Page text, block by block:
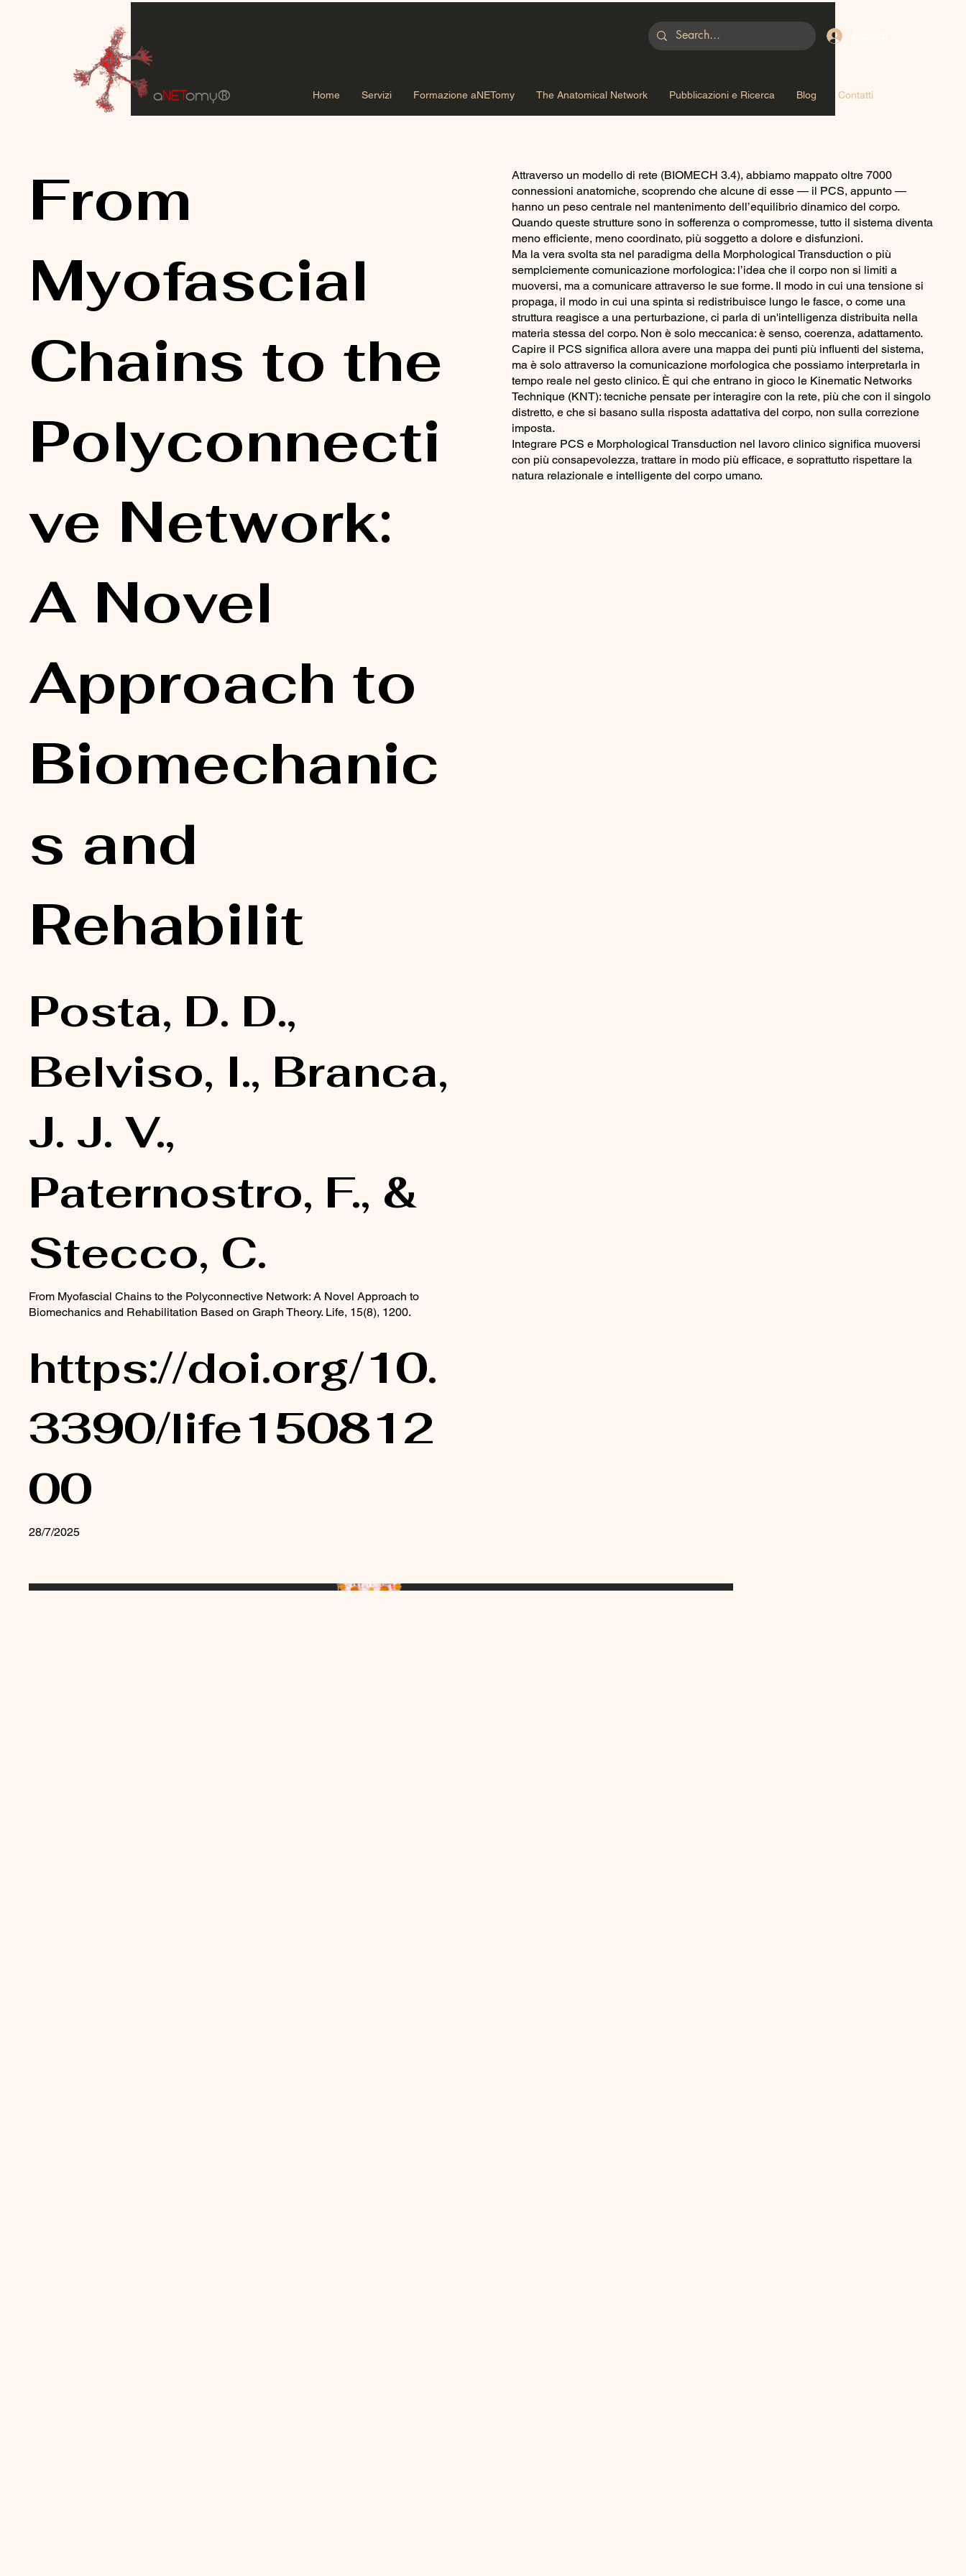
aNETomy® Home Servizi Formazione aNETomy The Anatomical Network Pubblicazioni e Ricerca Blog Contatti
From
Myofascial
Chains to the
Polyconnecti
ve Network:
A Novel
Approach to
Biomechanic
s and
Rehabilit
Posta, D. D.,
Belviso, I., Branca,
J. J. V.,
Paternostro, F., &
Stecco, C.
From Myofascial Chains to the Polyconnective Network: A Novel Approach to
Biomechanics and Rehabilitation Based on Graph Theory. Life, 15(8), 1200.
https://doi.org/10.
3390/life150812
00
28/7/2025
Attraverso un modello di rete (BIOMECH 3.4), abbiamo mappato oltre 7000
connessioni anatomiche, scoprendo che alcune di esse — il PCS, appunto —
hanno un peso centrale nel mantenimento dell’equilibrio dinamico del corpo.
Quando queste strutture sono in sofferenza o compromesse, tutto il sistema diventa
meno efficiente, meno coordinato, più soggetto a dolore e disfunzioni.
Ma la vera svolta sta nel paradigma della Morphological Transduction o più
semplciemente comunicazione morfologica: l’idea che il corpo non si limiti a
muoversi, ma a comunicare attraverso le sue forme. Il modo in cui una tensione si
propaga, il modo in cui una spinta si redistribuisce lungo le fasce, o come una
struttura reagisce a una perturbazione, ci parla di un'intelligenza distribuita nella
materia stessa del corpo. Non è solo meccanica: è senso, coerenza, adattamento.
Capire il PCS significa allora avere una mappa dei punti più influenti del sistema,
ma è solo attraverso la comunicazione morfologica che possiamo interpretarla in
tempo reale nel gesto clinico. È qui che entrano in gioco le Kinematic Networks
Technique (KNT): tecniche pensate per interagire con la rete, più che con il singolo
distretto, e che si basano sulla risposta adattativa del corpo, non sulla correzione
imposta.
Integrare PCS e Morphological Transduction nel lavoro clinico significa muoversi
con più consapevolezza, trattare in modo più efficace, e soprattutto rispettare la
natura relazionale e intelligente del corpo umano.